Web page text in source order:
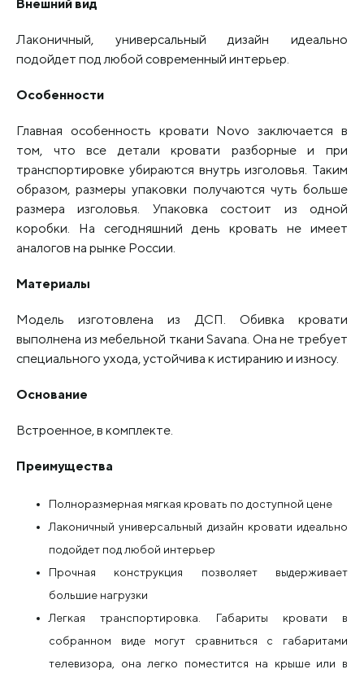
Внешний вид
Лаконичный, универсальный дизайн идеально
подойдет под любой современный интерьер.
Особенности
Главная особенность кровати Novo заключается в
том, что все детали кровати разборные и при
транспортировке убираются внутрь изголовья. Таким
образом, размеры упаковки получаются чуть больше
размера изголовья. Упаковка состоит из одной
коробки. На сегодняшний день кровать не имеет
аналогов на рынке России.
Материалы
Модель изготовлена из ДСП. Обивка кровати
выполнена из мебельной ткани Savana. Она не требует
специального ухода, устойчива к истиранию и износу.
Основание
Встроенное, в комплекте.
Преимущества
Полноразмерная мягкая кровать по доступной цене
Лаконичный универсальный дизайн кровати идеально
подойдет под любой интерьер
Прочная конструкция позволяет выдерживает
большие нагрузки
Легкая транспортировка. Габариты кровати в
собранном виде могут сравниться с габаритами
телевизора, она легко поместится на крыше или в